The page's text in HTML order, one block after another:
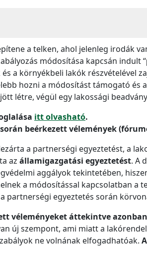
a telken, ahol jelenleg irodák
módosítása kapcsán indult “
a környékbeli lakók részvételével
hozni a módosítást támogató
létre, végül egy lakossági
itt olvasható.
beérkezett vélemények
a partnerségi egyeztetést, a
az államigazgatási egyeztetést. A
aggályok tekintetében,
a módosítással kapcsolatban a
partnerségi egyeztetés során
véleményeket áttekintve
új szempont, ami miatt a
ne volnának elfogadhatóak.